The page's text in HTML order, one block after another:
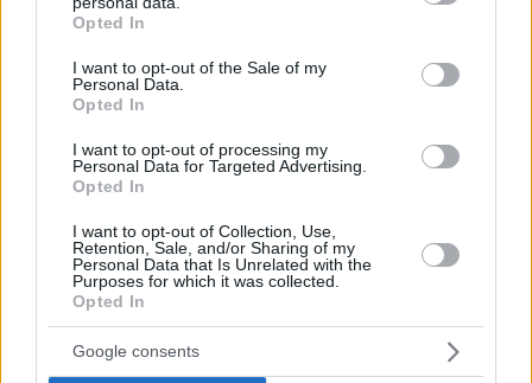
grant or deny consent to Google and its third-party tags to
use your data for below specified purposes in below Google
consent section.
Opted In
I want to opt-out of the Sale of my
Personal Data.
Opted In
I want to opt-out of processing my
Personal Data for Targeted Advertising.
Opted In
I want to opt-out of Collection, Use,
Retention, Sale, and/or Sharing of my
Personal Data that Is Unrelated with the
Purposes for which it was collected.
Opted In
Google consents
Games
Cut The Rope Northern Heights Candy
ΔΕΙΤΕ ΟΛΑ ΤΑ GAMES